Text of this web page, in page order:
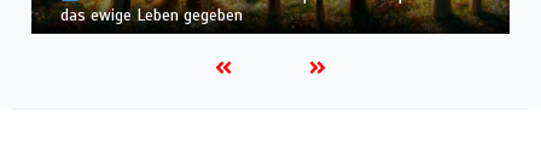
alles erben